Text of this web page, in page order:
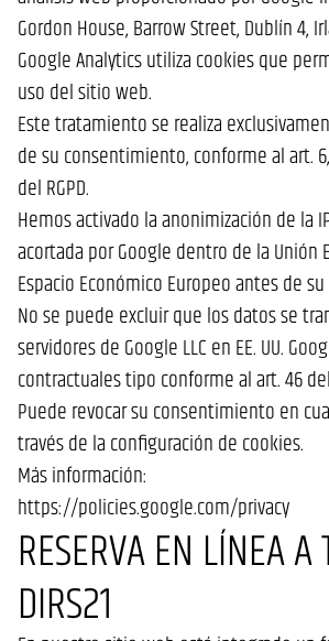
Gordon House, Barrow Street, Dublín 4,
Google Analytics utiliza cookies que
uso del sitio web.
Este tratamiento se realiza
de su consentimiento, conforme al art.
del RGPD.
Hemos activado la anonimización de la
acortada por Google dentro de la Unión
Espacio Económico Europeo antes de
No se puede excluir que los datos se
servidores de Google LLC en EE. UU.
contractuales tipo conforme al art. 46 del
Puede revocar su consentimiento en
través de la configuración de cookies.
Más información:
https://policies.google.com/privacy
RESERVA EN LÍNEA A
DIRS21